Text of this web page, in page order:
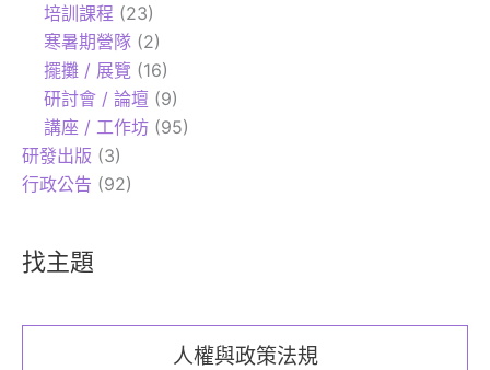
培訓課程 (23)
寒暑期營隊 (2)
擺攤 / 展覽 (16)
研討會 / 論壇 (9)
講座 / 工作坊 (95)
研發出版 (3)
行政公告 (92)
找主題
人權與政策法規